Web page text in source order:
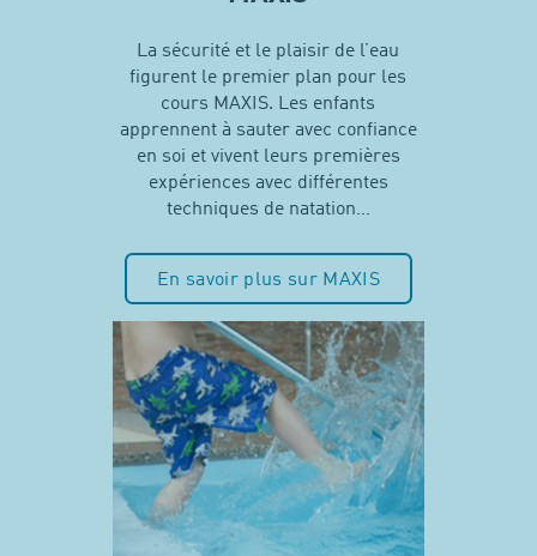
La sécurité et le plaisir de l’eau
figurent le premier plan pour les
cours MAXIS. Les enfants
apprennent à sauter avec confiance
en soi et vivent leurs premières
expériences avec différentes
techniques de natation…
En savoir plus sur MAXIS